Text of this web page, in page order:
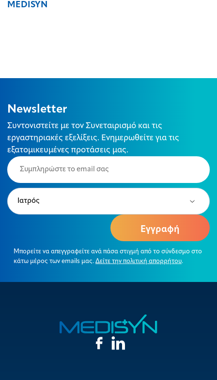
MEDISYN
Newsletter
Συντονιστείτε με τον Συνεταιρισμό και τις
εργαστηριακές εξελίξεις. Ενημερωθείτε για τις
εξατομικευμένες προτάσεις μας.
Email
(Required)
Type
(Required)
Μπορείτε να απεγγραφείτε ανά πάσα στιγμή από το σύνδεσμο στο
κάτω μέρος των emails μας. Δείτε την πολιτική απορρήτου.